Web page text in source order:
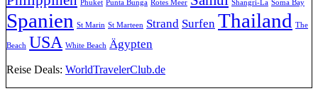
Phuket Punta Bunga Rotes Meer Shangri-La Soma Bay
Spanien St Marin St Marteen Strand Surfen Thailand The
Beach USA White Beach Ägypten
Reise Deals: WorldTravelerClub.de